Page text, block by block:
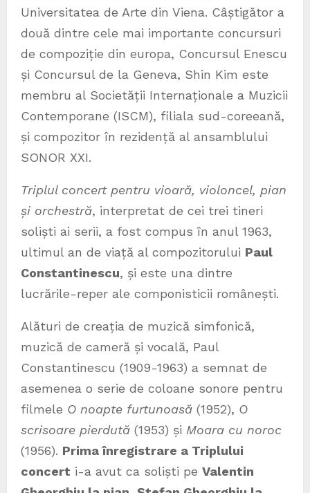
Universitatea de Arte din Viena. Câștigător a
două dintre cele mai importante concursuri
de compoziție din europa, Concursul Enescu
și Concursul de la Geneva, Shin Kim este
membru al Societății Internaționale a Muzicii
Contemporane (ISCM), filiala sud-coreeană,
și compozitor în rezidență al ansamblului
SONOR XXI.
Triplul concert pentru vioară, violoncel, pian
și orchestră, interpretat de cei trei tineri
soliști ai serii, a fost compus în anul 1963,
ultimul an de viață al compozitorului Paul
Constantinescu, și este una dintre
lucrările-reper ale componisticii românești.
Alături de creația de muzică simfonică,
muzică de cameră și vocală, Paul
Constantinescu (1909-1963) a semnat de
asemenea o serie de coloane sonore pentru
filmele O noapte furtunoasă (1952), O
scrisoare pierdută (1953) și Moara cu noroc
(1956). Prima înregistrare a Triplului
concert i-a avut ca soliști pe Valentin